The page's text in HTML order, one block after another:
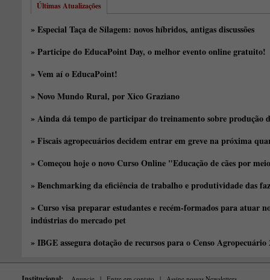
Últimas Atualizações
» Especial Taça de Silagem: novos híbridos, antigas discussões
» Participe do EducaPoint Day, o melhor evento online gratuito!
» Vem aí o EducaPoint!
» Novo Mundo Rural, por Xico Graziano
» Ainda dá tempo de participar do treinamento sobre produção
» Fiscais agropecuários decidem entrar em greve na próxima
» Começou hoje o novo Curso Online "Educação de cães por
» Benchmarking da eficiência de trabalho e produtividade das
» Curso visa preparar estudantes e recém-formados para atuar
indústrias do mercado pet
» IBGE assegura dotação de recursos para o Censo Agropecuário